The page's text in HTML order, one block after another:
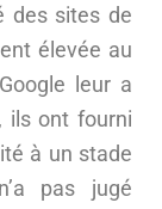
des sites de
élevée au
leur a
ils ont fourni
à un stade
pas jugé